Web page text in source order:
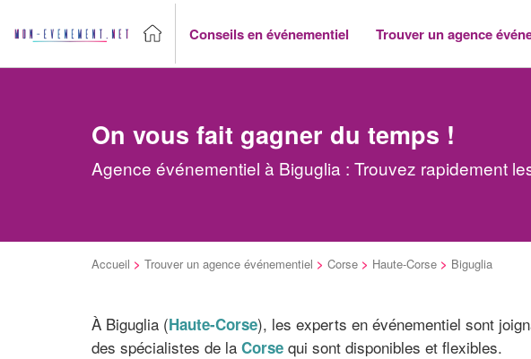
Conseils en événementiel Trouver un agence
On vous fait gagner du temps !
Agence événementiel à Biguglia : Trouvez rapidement
Accueil > Trouver un agence événementiel > Corse > Haute-Corse > Biguglia
À Biguglia (Haute-Corse), les experts en événementiel sont
des spécialistes de la Corse qui sont disponibles et flexibles.